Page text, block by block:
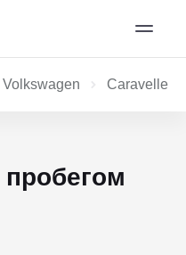
Volkswagen Caravelle